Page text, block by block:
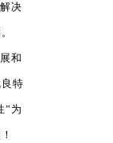
决
和
特
”为